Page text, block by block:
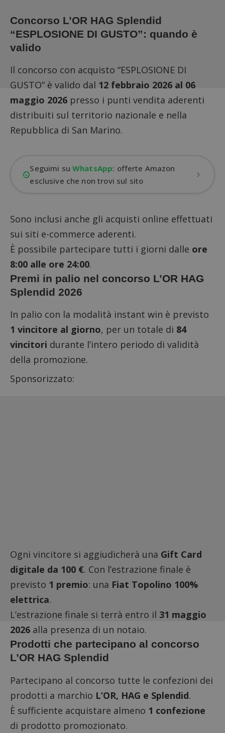
Concorso L’OR HAG Splendid
“ESPLOSIONE DI GUSTO”: quando è
valido
Il concorso con acquisto “ESPLOSIONE DI
GUSTO” è valido dal 12 febbraio 2026 al 06
maggio 2026 presso i punti vendita aderenti
distribuiti sul territorio nazionale e nella
Repubblica di San Marino.
Seguimi suWhatsApp: offerte Amazon
esclusive che non trovi sul sito
Sono inclusi anche gli acquisti online effettuati
sui siti e-commerce aderenti.
È possibile partecipare tutti i giorni dalle ore
8:00 alle ore 24:00.
Premi in palio nel concorso L’OR HAG
Splendid 2026
In palio con la modalità instant win è previsto
1 vincitore al giorno, per un totale di 84
vincitori durante l’intero periodo di validità
della promozione.
Sponsorizzato:
Ogni vincitore si aggiudicherà una Gift Card
digitale da 100 €. Con l’estrazione finale è
previsto 1 premio: una Fiat Topolino 100%
elettrica.
L’estrazione finale si terrà entro il 31 maggio
2026 alla presenza di un notaio.
Prodotti che partecipano al concorso
L’OR HAG Splendid
Partecipano al concorso tutte le confezioni dei
prodotti a marchio L’OR, HAG e Splendid.
È sufficiente acquistare almeno 1 confezione
di prodotto promozionato.